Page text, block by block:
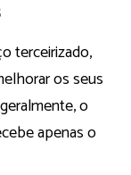
terceirizado,
os seus
o
apenas o